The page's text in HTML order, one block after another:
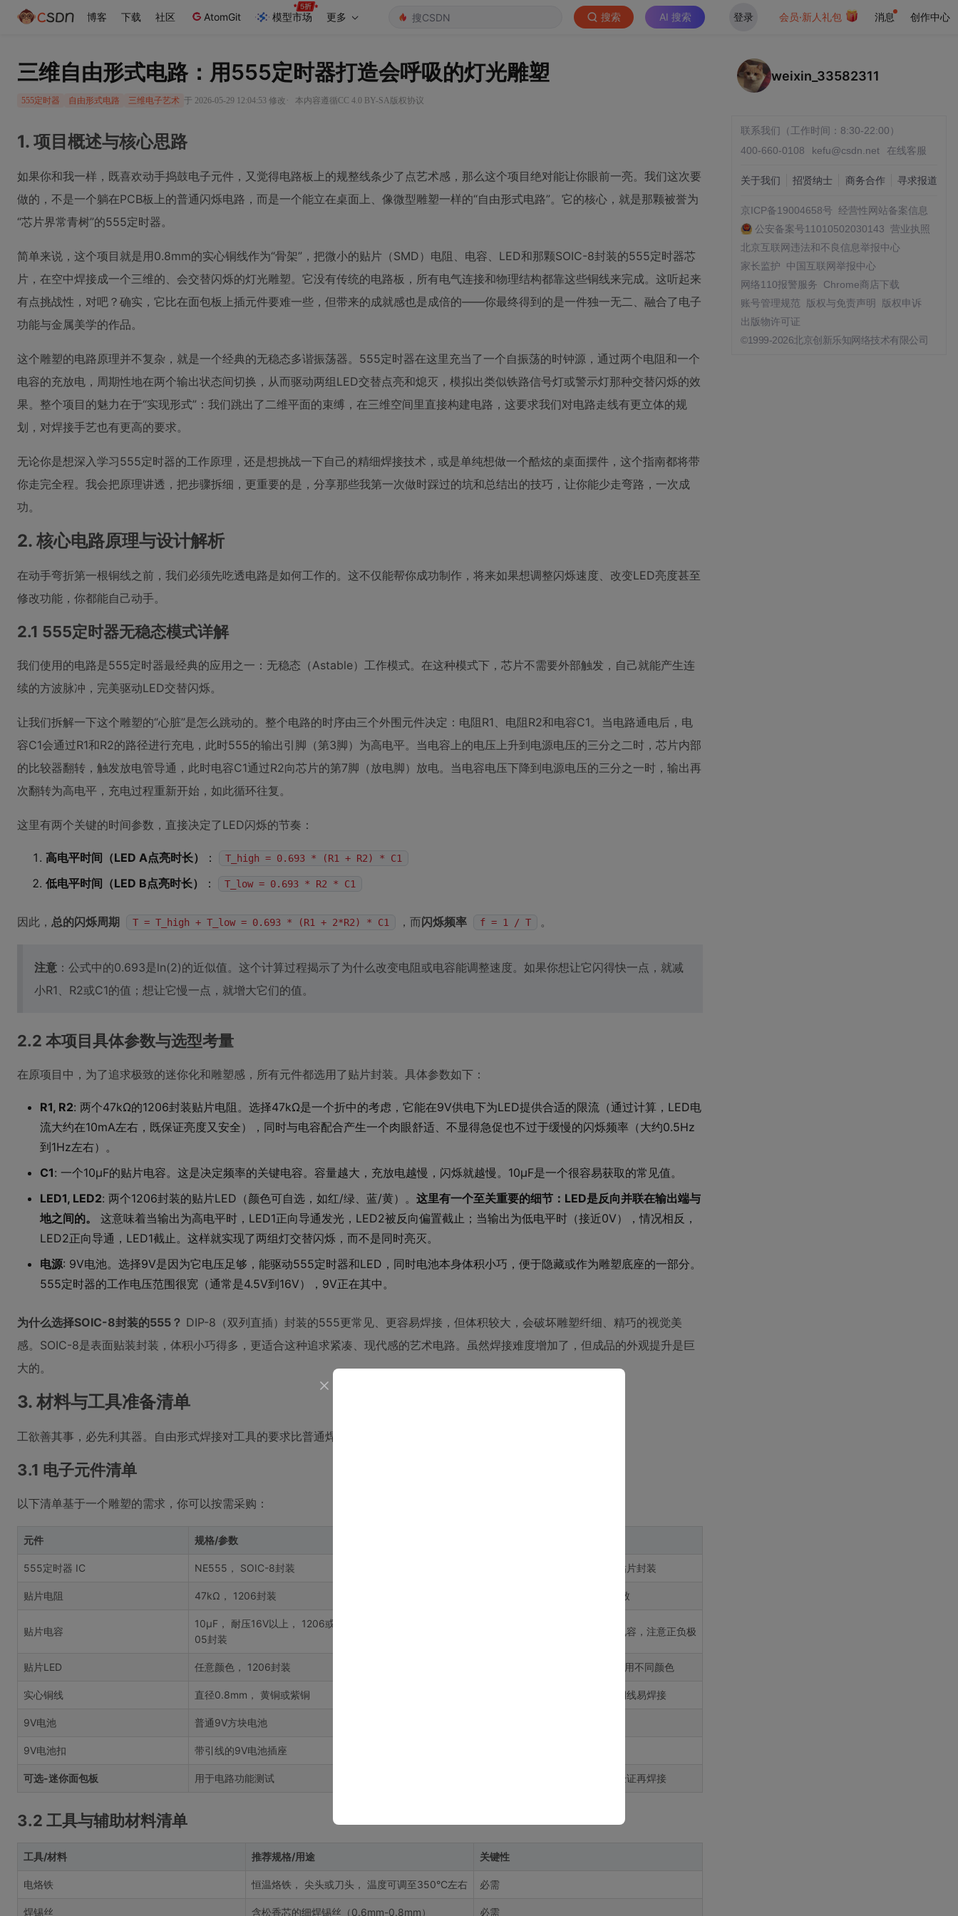
博客 下载 社区 AtomGit 模型市场 更多 搜索 AI 搜索 登录 会员·新人礼包 消息 创作中心
三维自由形式电路：用555定时器打造会呼吸的灯光雕塑
555定时器 自由形式电路 三维电子艺术 于 2026-05-29 12:04:53 修改 · 本内容遵循CC 4.0 BY-SA版权协议
1. 项目概述与核心思路
如果你和我一样，既喜欢动手捣鼓电子元件，又觉得电路板上的规整线条少了点艺术感，那么这个项目绝对能让你眼前一亮。我们这次要
做的，不是一个躺在PCB板上的普通闪烁电路，而是一个能立在桌面上、像微型雕塑一样的“自由形式电路”。它的核心，就是那颗被誉为
“芯片界常青树”的555定时器。
简单来说，这个项目就是用0.8mm的实心铜线作为“骨架”，把微小的贴片（SMD）电阻、电容、LED和那颗SOIC-8封装的555定时器芯
片，在空中焊接成一个三维的、会交替闪烁的灯光雕塑。它没有传统的电路板，所有电气连接和物理结构都靠这些铜线来完成。这听起来
有点挑战性，对吧？确实，它比在面包板上插元件要难一些，但带来的成就感也是成倍的——你最终得到的是一件独一无二、融合了电子
功能与金属美学的作品。
这个雕塑的电路原理并不复杂，就是一个经典的无稳态多谐振荡器。555定时器在这里充当了一个自振荡的时钟源，通过两个电阻和一个
电容的充放电，周期性地在两个输出状态间切换，从而驱动两组LED交替点亮和熄灭，模拟出类似铁路信号灯或警示灯那种交替闪烁的效
果。整个项目的魅力在于“实现形式”：我们跳出了二维平面的束缚，在三维空间里直接构建电路，这要求我们对电路走线有更立体的规
划，对焊接手艺也有更高的要求。
无论你是想深入学习555定时器的工作原理，还是想挑战一下自己的精细焊接技术，或是单纯想做一个酷炫的桌面摆件，这个指南都将带
你走完全程。我会把原理讲透，把步骤拆细，更重要的是，分享那些我第一次做时踩过的坑和总结出的技巧，让你能少走弯路，一次成
功。
2. 核心电路原理与设计解析
在动手弯折第一根铜线之前，我们必须先吃透电路是如何工作的。这不仅能帮你成功制作，将来如果想调整闪烁速度、改变LED亮度甚至
修改功能，你都能自己动手。
2.1 555定时器无稳态模式详解
我们使用的电路是555定时器最经典的应用之一：无稳态（Astable）工作模式。在这种模式下，芯片不需要外部触发，自己就能产生连
续的方波脉冲，完美驱动LED交替闪烁。
让我们拆解一下这个雕塑的“心脏”是怎么跳动的。整个电路的时序由三个外围元件决定：电阻R1、电阻R2和电容C1。当电路通电后，电
容C1会通过R1和R2的路径进行充电，此时555的输出引脚（第3脚）为高电平。当电容上的电压上升到电源电压的三分之二时，芯片内部
的比较器翻转，触发放电管导通，此时电容C1通过R2向芯片的第7脚（放电脚）放电。当电容电压下降到电源电压的三分之一时，输出再
次翻转为高电平，充电过程重新开始，如此循环往复。
这里有两个关键的时间参数，直接决定了LED闪烁的节奏：
高电平时间（LED A点亮时长） ： T_high = 0.693 * (R1 + R2) * C1
低电平时间（LED B点亮时长） ： T_low = 0.693 * R2 * C1
因此， 总的闪烁周期 T = T_high + T_low = 0.693 * (R1 + 2*R2) * C1 ，而闪烁频率 f = 1 / T 。
注意 ：公式中的0.693是ln(2)的近似值。这个计算过程揭示了为什么改变电阻或电容能调整速度。如果你想让它闪得快一点，就减
小R1、R2或C1的值；想让它慢一点，就增大它们的值。
2.2 本项目具体参数与选型考量
在原项目中，为了追求极致的迷你化和雕塑感，所有元件都选用了贴片封装。具体参数如下：
R1, R2: 两个47kΩ的1206封装贴片电阻。选择47kΩ是一个折中的考虑，它能在9V供电下为LED提供合适的限流（通过计算，LED电
流大约在10mA左右，既保证亮度又安全），同时与电容配合产生一个肉眼舒适、不显得急促也不过于缓慢的闪烁频率（大约0.5Hz
到1Hz左右）。
C1: 一个10µF的贴片电容。这是决定频率的关键电容。容量越大，充放电越慢，闪烁就越慢。10µF是一个很容易获取的常见值。
LED1, LED2: 两个1206封装的贴片LED（颜色可自选，如红/绿、蓝/黄）。 这里有一个至关重要的细节：LED是反向并联在输出端与
地之间的。
这意味着当输出为高电平时，LED1正向导通发光，LED2被反向偏置截止；当输出为低电平时（接近0V），情况相反，
LED2正向导通，LED1截止。这样就实现了两组灯交替闪烁，而不是同时亮灭。
电源: 9V电池。选择9V是因为它电压足够，能驱动555定时器和LED，同时电池本身体积小巧，便于隐藏或作为雕塑底座的一部分。
555定时器的工作电压范围很宽（通常是4.5V到16V），9V正在其中。
为什么选择SOIC-8封装的555？ DIP-8（双列直插）封装的555更常见、更容易焊接，但体积较大，会破坏雕塑纤细、精巧的视觉美
感。SOIC-8是表面贴装封装，体积小巧得多，更适合这种追求紧凑、现代感的艺术电路。虽然焊接难度增加了，但成品的外观提升是巨
大的。
3. 材料与工具准备清单
工欲善其事，必先利其器。自由形式焊接对工具的要求比普通焊接高，准备好合适的工具能事半功倍。
3.1 电子元件清单
以下清单基于一个雕塑的需求，你可以按需采购：
元件 规格/参数
555定时器 IC NE555， SOIC-8封装 核心芯片，注意是贴片封装
贴片电阻 47kΩ， 1206封装 R1和R2，阻值需一致
贴片电容
10µF， 耐压16V以上， 1206或08
05封装
电解电容或有极性电容，注意正负极
贴片LED 任意颜色， 1206封装 LED1和LED2，建议用不同颜色
实心铜线 直径0.8mm， 黄铜或紫铜 骨架和导线材料，铜线易焊接
9V电池 普通9V方块电池
9V电池扣 带引线的9V电池插座
可选-迷你面包板 用于电路功能测试 ，先验证再焊接
3.2 工具与辅助材料清单
工具/材料 推荐规格/用途 关键性
电烙铁 恒温烙铁， 尖头或刀头， 温度可调至350°C左右 必需
焊锡丝 含松香芯的细焊锡丝（0.6mm-0.8mm） 必需
weixin_33582311
联系我们（工作时间：8:30-22:00）
400-660-0108
kefu@csdn.net 在线客服
关于我们 招贤纳士 商务合作 寻求报道
京ICP备19004658号 经营性网站备案信息
公安备案号11010502030143 营业执照
北京互联网违法和不良信息举报中心
家长监护
中国互联网举报中心
网络110报警服务
Chrome商店下载
账号管理规范
版权与免责声明
版权申诉
出版物许可证
©1999-2026北京创新乐知网络技术有限公司